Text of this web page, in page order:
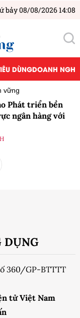
bảy 08/08/2026 14:08
DÙNGDOANH
vững
Phát triển bền
ngân hàng với
DỤNG
360/GP-BTTTT
tử Việt Nam